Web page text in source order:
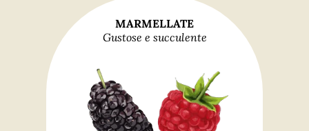
MARMELLATE
Gustose e succulente